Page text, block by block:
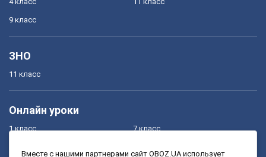
9 класс
ЗНО
11 класс
Онлайн уроки
1 класс 7 класс
Вместе с нашими партнерами сайт OBOZ.UA использует